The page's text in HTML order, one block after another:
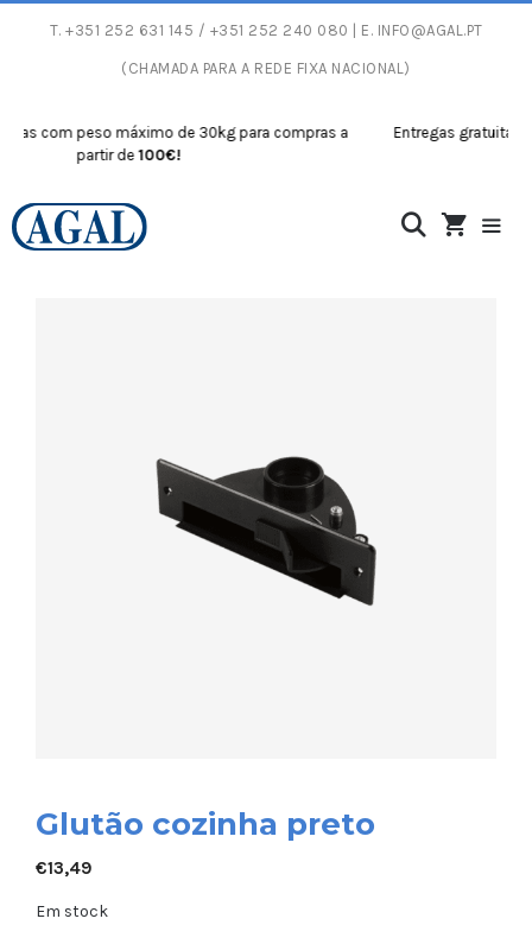
T. +351 252 631 145 / +351 252 240 080 | E. INFO@AGAL.PT
(CHAMADA PARA A REDE FIXA NACIONAL)
com peso máximo de 30kg para compras a
partir de100€!
Entregas gratuitas
Glutão cozinha preto
€13,49
Em stock